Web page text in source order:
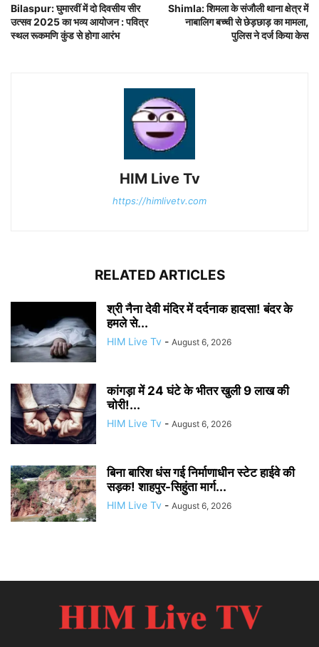
Bilaspur: घुमारवीं में दो दिवसीय सीर
उत्सव 2025 का भव्य आयोजन : पवित्र
स्थल रूकमणि कुंड से होगा आरंभ
Shimla: शिमला के संजौली थाना क्षेत्र में
नाबालिग बच्ची से छेड़छाड़ का मामला,
पुलिस ने दर्ज किया केस
HIM Live Tv
https://himlivetv.com
RELATED ARTICLES
श्री नैना देवी मंदिर में दर्दनाक हादसा! बंदर के
हमले से...
HIM Live Tv - August 6, 2026
कांगड़ा में 24 घंटे के भीतर खुली 9 लाख की
चोरी!...
HIM Live Tv - August 6, 2026
बिना बारिश धंस गई निर्माणाधीन स्टेट हाईवे की
सड़क! शाहपुर-सिहुंता मार्ग...
HIM Live Tv - August 6, 2026